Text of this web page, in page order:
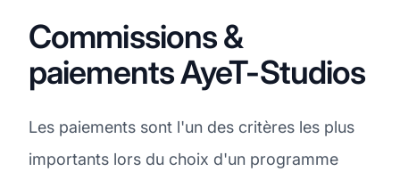
Commissions &
paiements AyeT-Studios
Les paiements sont l'un des critères les plus
importants lors du choix d'un programme